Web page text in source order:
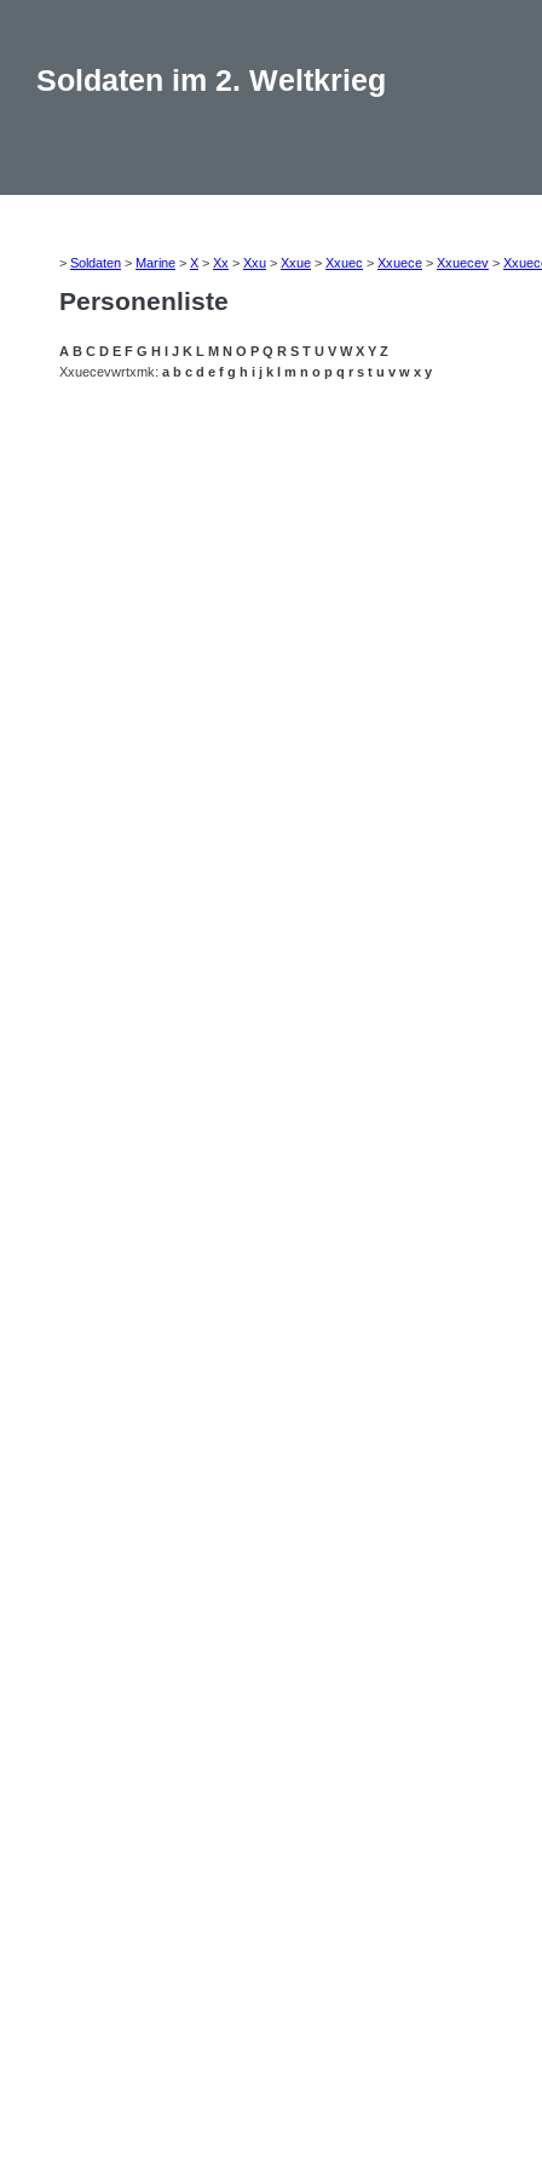
Soldaten im 2. Weltkrieg
> Soldaten > Marine > X > Xx > Xxu > Xxue > Xxuec > Xxuece > Xxuecev >
Personenliste
A B C D E F G H I J K L M N O P Q R S T U V W X Y Z
Xxuecevwrtxmk: a b c d e f g h i j k l m n o p q r s t u v w x y